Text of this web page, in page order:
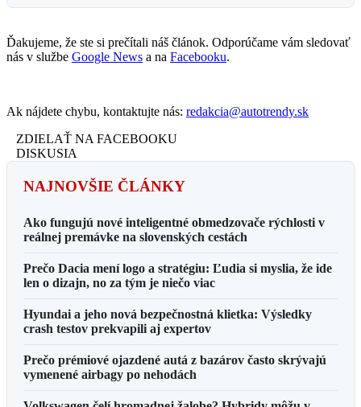
Ďakujeme, že ste si prečítali náš článok. Odporúčame vám sledovať
nás v službe Google News a na Facebooku.
Ak nájdete chybu, kontaktujte nás: redakcia@autotrendy.sk
ZDIELAŤ NA FACEBOOKU
DISKUSIA
NAJNOVŠIE ČLÁNKY
Ako fungujú nové inteligentné obmedzovače rýchlosti v
reálnej premávke na slovenských cestách
Prečo Dacia mení logo a stratégiu: Ľudia si myslia, že ide
len o dizajn, no za tým je niečo viac
Hyundai a jeho nová bezpečnostná klietka: Výsledky
crash testov prekvapili aj expertov
Prečo prémiové ojazdené autá z bazárov často skrývajú
vymenené airbagy po nehodách